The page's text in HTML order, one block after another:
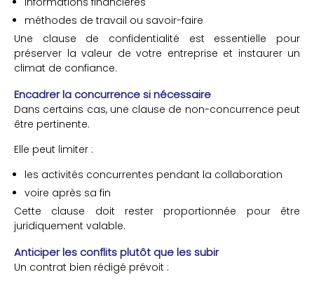
méthodes de travail ou savoir-faire
Une clause de confidentialité est essentielle pour
préserver la valeur de votre entreprise et instaurer un
climat de confiance.
Encadrer la concurrence si nécessaire
Dans certains cas, une clause de non-concurrence peut
être pertinente.
Elle peut limiter :
les activités concurrentes pendant la collaboration
voire après sa fin
Cette clause doit rester proportionnée pour être
juridiquement valable.
Anticiper les conflits plutôt que les subir
Un contrat bien rédigé prévoit :